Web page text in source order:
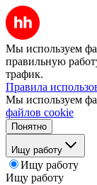
Мы используем
правильную
трафик.
Правила
Мы используем
файлов cookie
Понятно
Ищу работу
Ищу работу
Ищу работу